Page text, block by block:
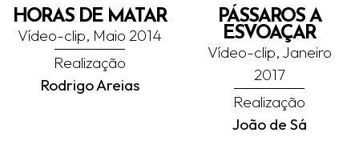
HORAS DE MATAR
Vídeo-clip, Maio 2014
Realização
Rodrigo Areias
PÁSSAROS A
ESVOAÇAR
Vídeo-clip, Janeiro
2017
Realização
João de Sá